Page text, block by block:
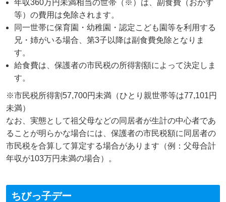
年収360万円未満相当の世帯（※）は、副食費（おかず
等）の費用は免除されます。
同一世帯に保育園・幼稚園・認定こども園等を利用する
兄・姉がいる場合、第3子以降は副食費免除となりま
す。
給食費は、保護者の市民税の所得割額によって決定しま
す。
※市民税所得割57,700円未満（ひとり親世帯等は77,101円
未満）
なお、実態として祖父母などの同居者が生計の中心者であ
ることが明らかな場合には、保護者の市民税額に同居者の
市民税を合算して算定する場合があります（例：父母合計
年収が103万円未満の場合）。
ちびっ子デー